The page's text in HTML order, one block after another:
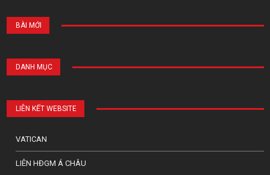
BÀI MỚI
DANH MỤC
LIÊN KẾT WEBSITE
VATICAN
LIÊN HĐGM Á CHÂU